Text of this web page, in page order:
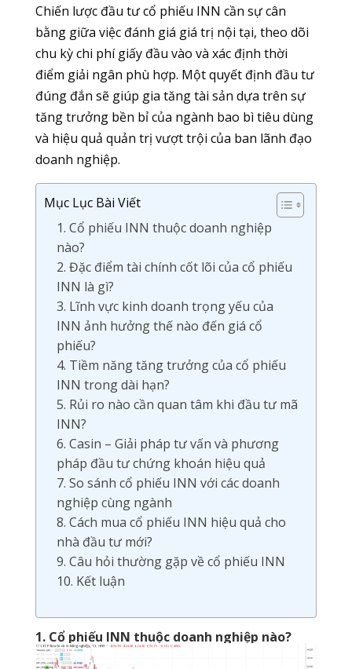
Chiến lược đầu tư cổ phiếu INN cần sự cân
bằng giữa việc đánh giá giá trị nội tại, theo dõi
chu kỳ chi phí giấy đầu vào và xác định thời
điểm giải ngân phù hợp. Một quyết định đầu tư
đúng đắn sẽ giúp gia tăng tài sản dựa trên sự
tăng trưởng bền bỉ của ngành bao bì tiêu dùng
và hiệu quả quản trị vượt trội của ban lãnh đạo
doanh nghiệp.
Mục Lục Bài Viết
1. Cổ phiếu INN thuộc doanh nghiệp
nào?
2. Đặc điểm tài chính cốt lõi của cổ phiếu
INN là gì?
3. Lĩnh vực kinh doanh trọng yếu của
INN ảnh hưởng thế nào đến giá cổ
phiếu?
4. Tiềm năng tăng trưởng của cổ phiếu
INN trong dài hạn?
5. Rủi ro nào cần quan tâm khi đầu tư mã
INN?
6. Casin – Giải pháp tư vấn và phương
pháp đầu tư chứng khoán hiệu quả
7. So sánh cổ phiếu INN với các doanh
nghiệp cùng ngành
8. Cách mua cổ phiếu INN hiệu quả cho
nhà đầu tư mới?
9. Câu hỏi thường gặp về cổ phiếu INN
10. Kết luận
1. Cổ phiếu INN thuộc doanh nghiệp nào?